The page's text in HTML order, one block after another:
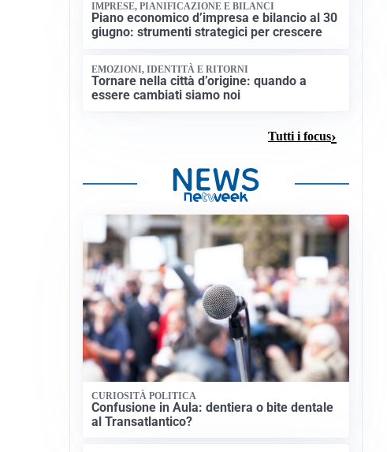
IMPRESE, PIANIFICAZIONE E BILANCI
Piano economico d’impresa e bilancio al 30
giugno: strumenti strategici per crescere
EMOZIONI, IDENTITÀ E RITORNI
Tornare nella città d’origine: quando a
essere cambiati siamo noi
Tutti i focus
CURIOSITÀ POLITICA
Confusione in Aula: dentiera o bite dentale
al Transatlantico?